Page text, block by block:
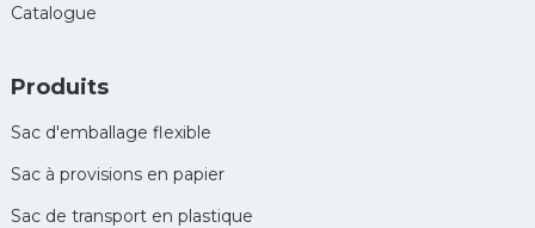
Catalogue
Produits
Sac d'emballage flexible
Sac à provisions en papier
Sac de transport en plastique